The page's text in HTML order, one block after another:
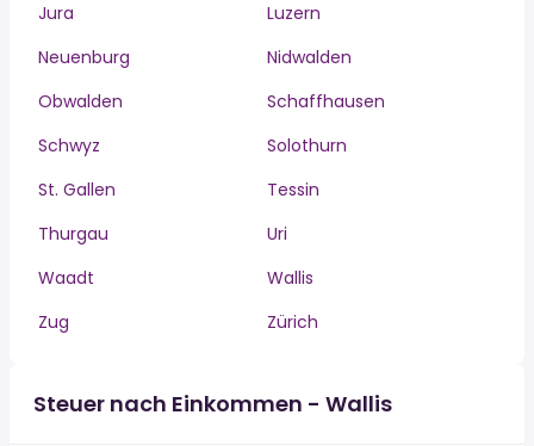
Jura
Luzern
Neuenburg
Nidwalden
Obwalden
Schaffhausen
Schwyz
Solothurn
St. Gallen
Tessin
Thurgau
Uri
Waadt
Wallis
Zug
Zürich
Steuer nach Einkommen - Wallis